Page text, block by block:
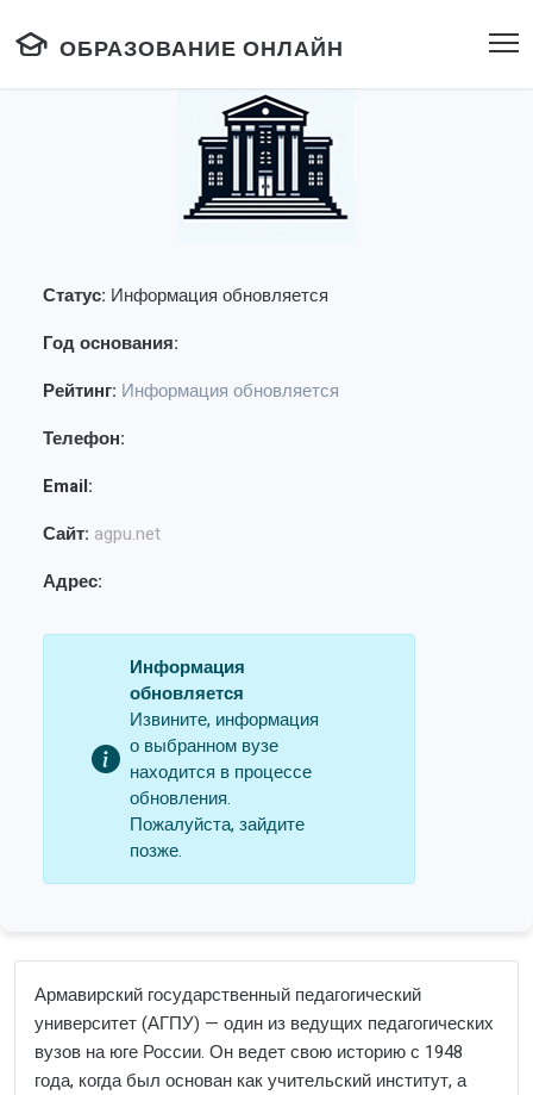
ОБРАЗОВАНИЕ ОНЛАЙН
Статус: Информация обновляется
Год основания:
Рейтинг: Информация обновляется
Телефон:
Email:
Сайт: agpu.net
Адрес:
Информация
обновляется
Извините, информация
о выбранном вузе
находится в процессе
обновления.
Пожалуйста, зайдите
позже.
Армавирский государственный педагогический
университет (АГПУ) — один из ведущих педагогических
вузов на юге России. Он ведет свою историю с 1948
года, когда был основан как учительский институт, а